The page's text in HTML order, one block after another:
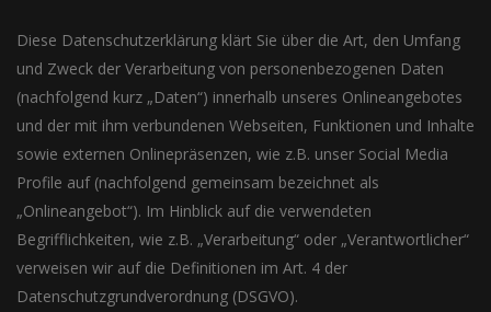
Diese Datenschutzerklärung klärt Sie über die Art, den Umfang
und Zweck der Verarbeitung von personenbezogenen Daten
(nachfolgend kurz „Daten“) innerhalb unseres Onlineangebotes
und der mit ihm verbundenen Webseiten, Funktionen und Inhalte
sowie externen Onlinepräsenzen, wie z.B. unser Social Media
Profile auf (nachfolgend gemeinsam bezeichnet als
„Onlineangebot“). Im Hinblick auf die verwendeten
Begrifflichkeiten, wie z.B. „Verarbeitung“ oder „Verantwortlicher“
verweisen wir auf die Definitionen im Art. 4 der
Datenschutzgrundverordnung (DSGVO).